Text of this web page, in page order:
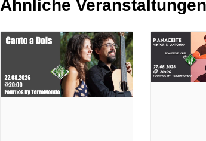
Ähnliche Veranstaltungen